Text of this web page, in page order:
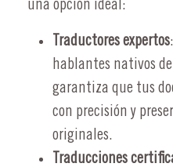
una opción ideal:
Traductores expertos
hablantes nativos
garantiza que tus
con precisión y
originales.
Traducciones